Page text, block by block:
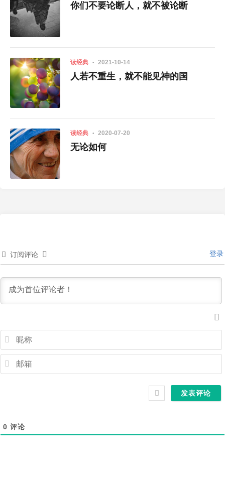
你们不要论断人，就不被论断
读经典 2021-10-14
人若不重生，就不能见神的国
读经典 2020-07-20
无论如何
订阅评论 登录
0 评论